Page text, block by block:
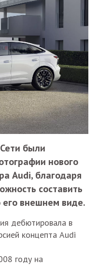
были
нового
Audi, благодаря
составить
его внешнем виде.
дебютировала в
концепта Audi
году на